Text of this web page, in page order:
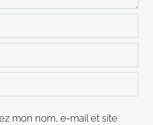
mon nom, e-mail et site